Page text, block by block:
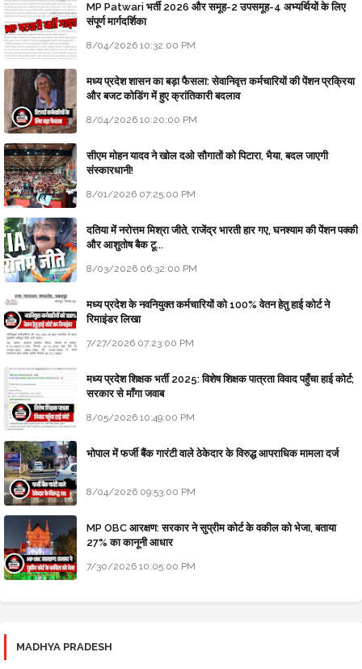
MP Patwari भर्ती 2026 और समूह-2 उपसमूह-4 अभ्यर्थियों के लिए
संपूर्ण मार्गदर्शिका
8/04/2026 10:32:00 PM
मध्य प्रदेश शासन का बड़ा फैसला: सेवानिवृत्त कर्मचारियों की पेंशन प्रक्रिया
और बजट कोडिंग में हुए क्रांतिकारी बदलाव
8/04/2026 10:20:00 PM
सीएम मोहन यादव ने खोल दओ सौगातों को पिटारा, भैया, बदल जाएगी
संस्कारधानी!
8/01/2026 07:25:00 PM
दतिया में नरोत्तम मिश्रा जीते, राजेंद्र भारती हार गए, घनश्याम की पेंशन पक्की
और आशुतोष बैक टू...
8/03/2026 06:32:00 PM
मध्य प्रदेश के नवनियुक्त कर्मचारियों को 100% वेतन हेतु हाई कोर्ट ने
रिमाइंडर लिखा
7/27/2026 07:23:00 PM
मध्य प्रदेश शिक्षक भर्ती 2025: विशेष शिक्षक पात्रता विवाद पहुँचा हाई कोर्ट;
सरकार से माँगा जवाब
8/05/2026 10:49:00 PM
भोपाल में फर्जी बैंक गारंटी वाले ठेकेदार के विरुद्ध आपराधिक मामला दर्ज
8/04/2026 09:53:00 PM
MP OBC आरक्षण: सरकार ने सुप्रीम कोर्ट के वकील को भेजा, बताया
27% का कानूनी आधार
7/30/2026 10:05:00 PM
MADHYA PRADESH